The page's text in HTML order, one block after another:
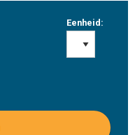
Eenheid: